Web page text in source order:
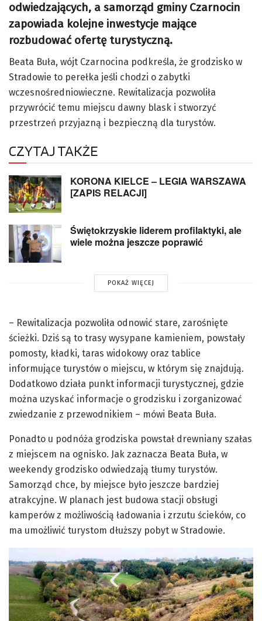
odwiedzających, a samorząd gminy Czarnocin
zapowiada kolejne inwestycje mające
rozbudować ofertę turystyczną.
Beata Buła, wójt Czarnocina podkreśla, że grodzisko w
Stradowie to perełka jeśli chodzi o zabytki
wczesnośredniowieczne. Rewitalizacja pozwoliła
przywrócić temu miejscu dawny blask i stworzyć
przestrzeń przyjazną i bezpieczną dla turystów.
CZYTAJ TAKŻE
KORONA KIELCE – LEGIA WARSZAWA
[ZAPIS RELACJI]
Świętokrzyskie liderem profilaktyki, ale
wiele można jeszcze poprawić
POKAŻ WIĘCEJ
– Rewitalizacja pozwoliła odnowić stare, zarośnięte
ścieżki. Dziś są to trasy wysypane kamieniem, powstały
pomosty, kładki, taras widokowy oraz tablice
informujące turystów o miejscu, w którym się znajdują.
Dodatkowo działa punkt informacji turystycznej, gdzie
można uzyskać informacje o grodzisku i zorganizować
zwiedzanie z przewodnikiem – mówi Beata Buła.
Ponadto u podnóża grodziska powstał drewniany szałas
z miejscem na ognisko. Jak zaznacza Beata Buła, w
weekendy grodzisko odwiedzają tłumy turystów.
Samorząd chce, by miejsce było jeszcze bardziej
atrakcyjne. W planach jest budowa stacji obsługi
kamperów z możliwością ładowania i zrzutu ścieków, co
ma umożliwić turystom dłuższy pobyt w Stradowie.